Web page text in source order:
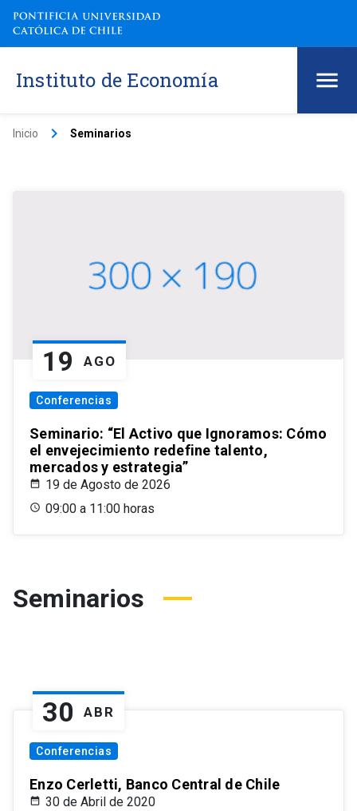
Instituto de Economía
Inicio keyboard_arrow_right Seminarios
19 AGO
Conferencias
Seminario: “El Activo que Ignoramos: Cómo
el envejecimiento redefine talento,
mercados y estrategia”
19 de Agosto de 2026
09:00 a 11:00 horas
Seminarios
30 ABR
Conferencias
Enzo Cerletti, Banco Central de Chile
30 de Abril de 2020